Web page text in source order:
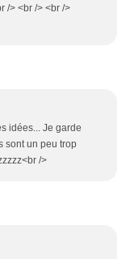
/> <br /> <br />
idées... Je garde
sont un peu trop
/>